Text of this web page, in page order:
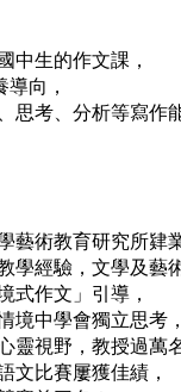
中生的作文課，
向，
思考、分析等寫作
藝術教育研究所肄
學經驗，文學及藝
式作文」引導，
境中學會獨立思考，
靈視野，教授過萬
文比賽屢獲佳績，